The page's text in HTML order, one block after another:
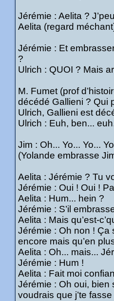
Jérémie : Aelita ?
Aelita (regard
Jérémie : Et
?
Ulrich : QUOI ? Mais
M. Fumet (prof
décédé Gallieni ? Qui
Ulrich, Gallieni est
Ulrich : Euh, ben...
Jim : Oh... Yo... Yo...
(Yolande embrasse
Aelita : Jérémie ? Tu
Jérémie : Oui ! Oui !
Aelita : Hum... hein ?
Jérémie : S’il
Aelita : Mais qu’est-
Jérémie : Oh non ! Ça
encore mais qu’en
Aelita : Oh... mais...
Jérémie : Hum !
Aelita : Fait moi
Jérémie : Oh oui, bien
voudrais que j’te